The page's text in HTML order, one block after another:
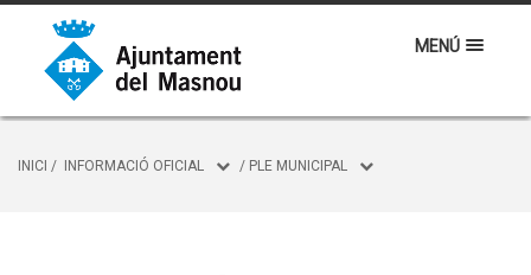
MENÚ
INICI / INFORMACIÓ OFICIAL / PLE MUNICIPAL